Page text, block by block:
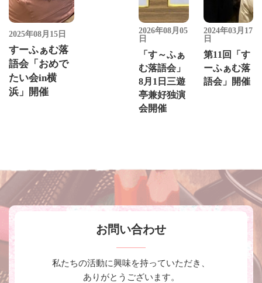
2025年08月15日
すーふぁむ落
語会「おめで
たい会in横
浜」開催
2026年08月05
日
「す～ふぁ
む落語会」
8月1日三遊
亭兼好独演
会開催
2024年03月17
日
第11回「す
ーふぁむ落
語会」開催
お問い合わせ
私たちの活動に興味を持っていただき、
ありがとうございます。